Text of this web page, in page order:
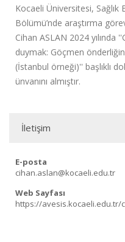
Kocaeli Üniversitesi,
Bölümü’nde araştırma
Cihan ASLAN 2024 yılında
duymak: Göçmen
(İstanbul örneği)'' başlıklı
ünvanını almıştır.
İletişim
E-posta
cihan.aslan@kocaeli.edu.tr
Web Sayfası
https://avesis.kocaeli.edu.tr/